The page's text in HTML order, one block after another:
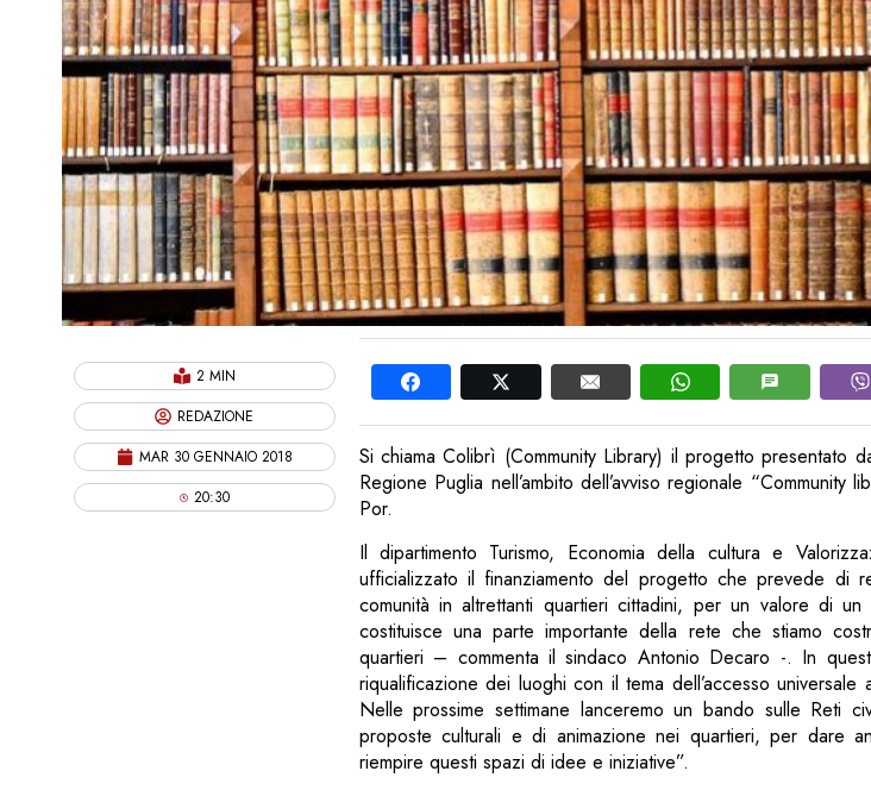
2 MIN
REDAZIONE
MAR 30 GENNAIO 2018
20:30
Si chiama Colibrì (Community Library) il progetto presentato
Regione Puglia nell’ambito dell’avviso regionale “Community
Por.
Il dipartimento Turismo, Economia della cultura e
ufficializzato il finanziamento del progetto che prevede di
comunità in altrettanti quartieri cittadini, per un valore di
costituisce una parte importante della rete che stiamo
quartieri – commenta il sindaco Antonio Decaro -. In
riqualificazione dei luoghi con il tema dell’accesso
Nelle prossime settimane lanceremo un bando sulle Reti
proposte culturali e di animazione nei quartieri, per dare
riempire questi spazi di idee e iniziative”.